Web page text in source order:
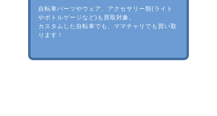
自転車パーツやウェア、アクセサリー類(ライト
やボトルゲージなど)も買取対象。
カスタムした自転車でも、ママチャリでも買い取
ります！